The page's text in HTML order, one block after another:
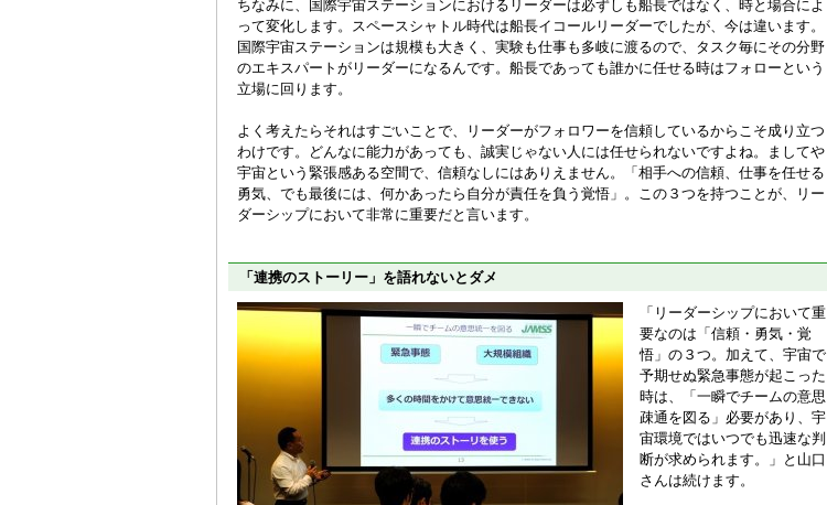
ちなみに、国際宇宙ステーションにおけるリーダーは必ずしも船長ではなく、時と場合によ
って変化します。スペースシャトル時代は船長イコールリーダーでしたが、今は違います。
国際宇宙ステーションは規模も大きく、実験も仕事も多岐に渡るので、タスク毎にその分野
のエキスパートがリーダーになるんです。船長であっても誰かに任せる時はフォローという
立場に回ります。
よく考えたらそれはすごいことで、リーダーがフォロワーを信頼しているからこそ成り立つ
わけです。どんなに能力があっても、誠実じゃない人には任せられないですよね。ましてや
宇宙という緊張感ある空間で、信頼なしにはありえません。「相手への信頼、仕事を任せる
勇気、でも最後には、何かあったら自分が責任を負う覚悟」。この３つを持つことが、リー
ダーシップにおいて非常に重要だと言います。
「連携のストーリー」を語れないとダメ
「リーダーシップにおいて重
要なのは「信頼・勇気・覚
悟」の３つ。加えて、宇宙で
予期せぬ緊急事態が起こった
時は、「一瞬でチームの意思
疎通を図る」必要があり、宇
宙環境ではいつでも迅速な判
断が求められます。」と山口
さんは続けます。